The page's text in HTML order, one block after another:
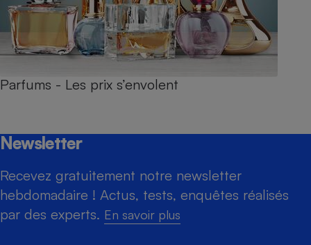
Parfums - Les prix s’envolent
Newsletter
Recevez gratuitement notre newsletter
hebdomadaire ! Actus, tests, enquêtes réalisés
par des experts. En savoir plus